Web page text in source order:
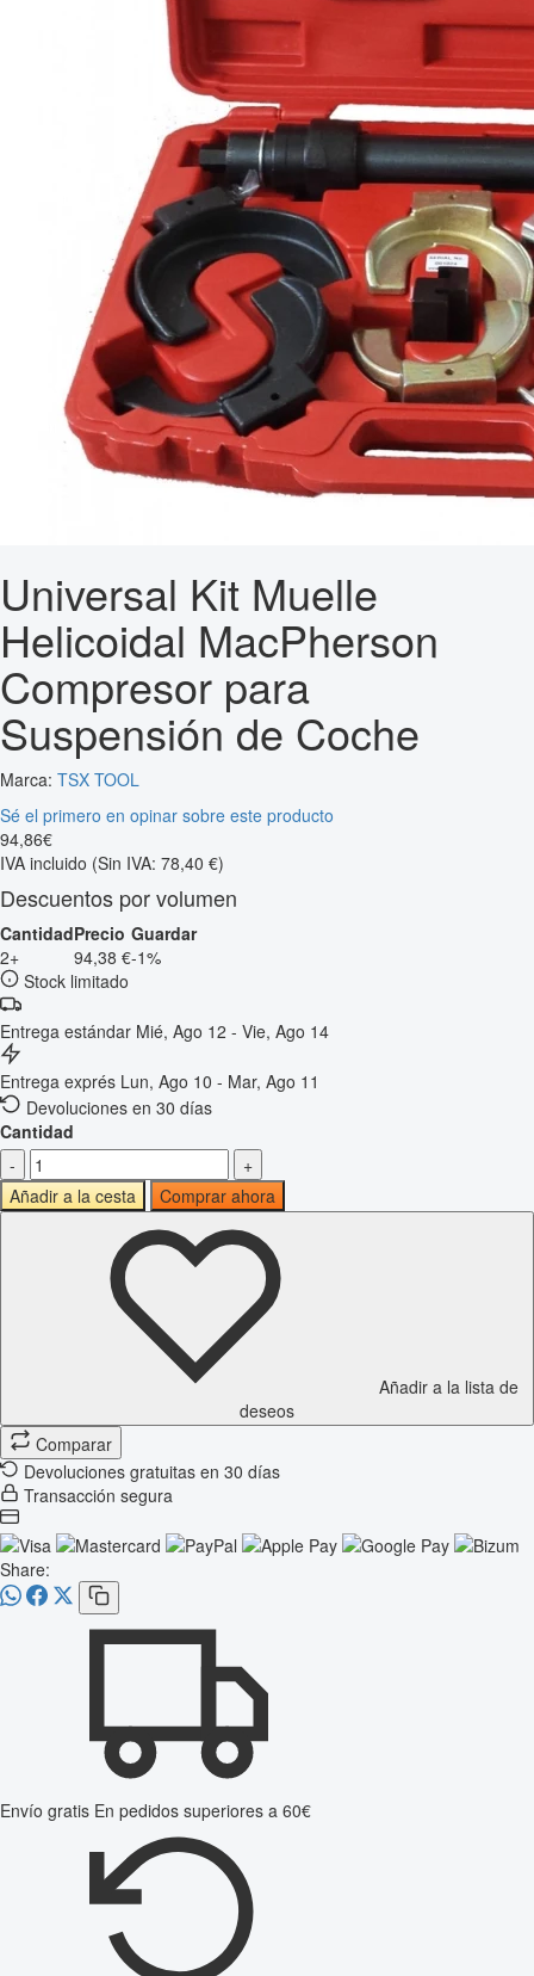
Universal Kit Muelle
Helicoidal MacPherson
Compresor para
Suspensión de Coche
Marca: TSX TOOL
Sé el primero en opinar sobre este producto
94,86€
IVA incluido (Sin IVA: 78,40 €)
Descuentos por volumen
CantidadPrecio Guardar
2+
94,38 €-1%
Stock limitado
Entrega estándar Mié, Ago 12 - Vie, Ago 14
Entrega exprés Lun, Ago 10 - Mar, Ago 11
Devoluciones en 30 días
Cantidad
-
+
Añadir a la cesta
Comprar ahora
Añadir a la lista de
deseos
Comparar
Devoluciones gratuitas en 30 días
Transacción segura
Share:
Envío gratis En pedidos superiores a 60€